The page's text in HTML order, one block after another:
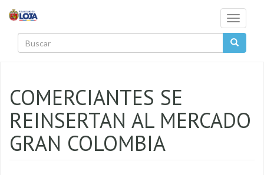
Toggle
COMERCIANTES SE
REINSERTAN AL MERCADO
GRAN COLOMBIA